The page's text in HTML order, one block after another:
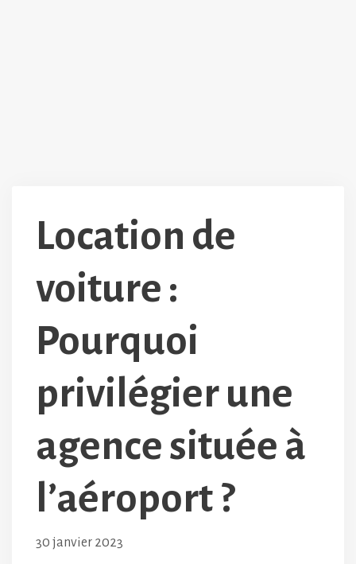
Location de
voiture :
Pourquoi
privilégier une
agence située à
l’aéroport ?
30 janvier 2023